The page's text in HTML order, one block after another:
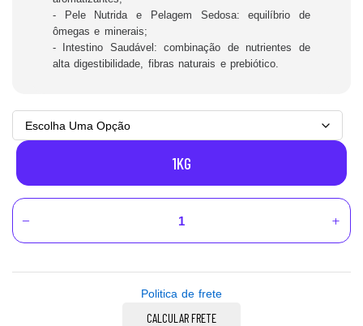
- Pele Nutrida e Pelagem Sedosa: equilíbrio de
ômegas e minerais;
- Intestino Saudável: combinação de nutrientes de
alta digestibilidade, fibras naturais e prebiótico.
1KG
Politica de frete
CALCULAR FRETE